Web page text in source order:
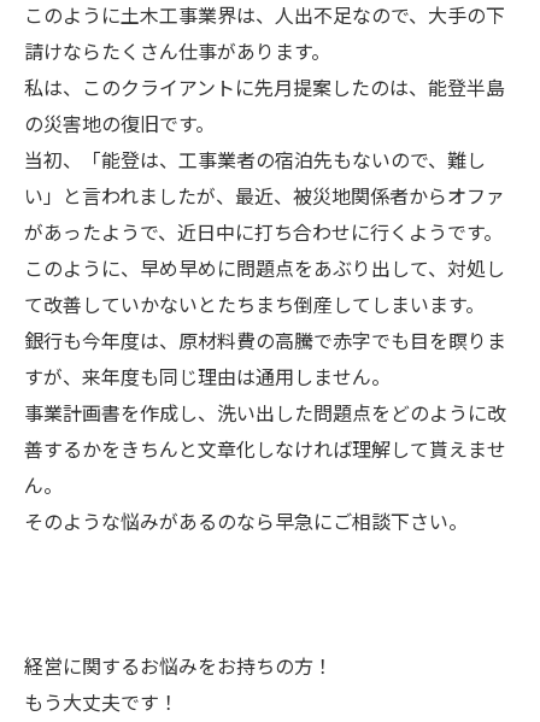
このように土木工事業界は、人出不足なので、大手の下
請けならたくさん仕事があります。
私は、このクライアントに先月提案したのは、能登半島
の災害地の復旧です。
当初、「能登は、工事業者の宿泊先もないので、難し
い」と言われましたが、最近、被災地関係者からオファ
があったようで、近日中に打ち合わせに行くようです。
このように、早め早めに問題点をあぶり出して、対処し
て改善していかないとたちまち倒産してしまいます。
銀行も今年度は、原材料費の高騰で赤字でも目を瞑りま
すが、来年度も同じ理由は通用しません。
事業計画書を作成し、洗い出した問題点をどのように改
善するかをきちんと文章化しなければ理解して貰えませ
ん。
そのような悩みがあるのなら早急にご相談下さい。
経営に関するお悩みをお持ちの方！
もう大丈夫です！